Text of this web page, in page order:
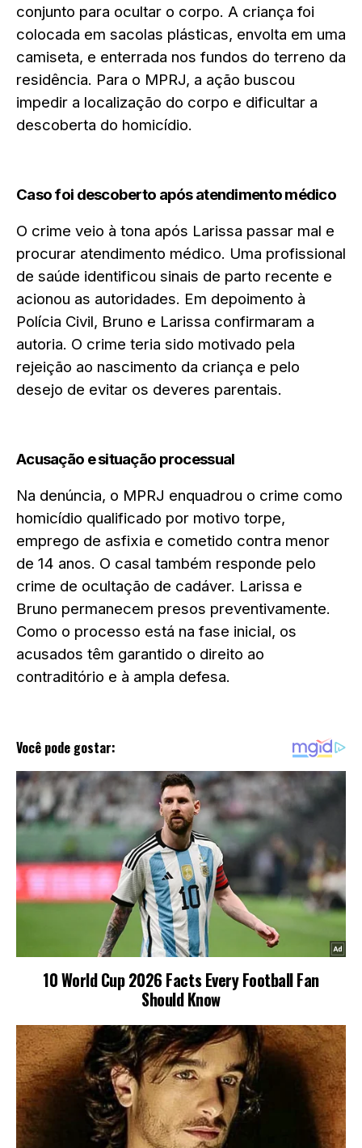
conjunto para ocultar o corpo. A criança foi
colocada em sacolas plásticas, envolta em uma
camiseta, e enterrada nos fundos do terreno da
residência. Para o MPRJ, a ação buscou
impedir a localização do corpo e dificultar a
descoberta do homicídio.
Caso foi descoberto após atendimento médico
O crime veio à tona após Larissa passar mal e
procurar atendimento médico. Uma profissional
de saúde identificou sinais de parto recente e
acionou as autoridades. Em depoimento à
Polícia Civil, Bruno e Larissa confirmaram a
autoria. O crime teria sido motivado pela
rejeição ao nascimento da criança e pelo
desejo de evitar os deveres parentais.
Acusação e situação processual
Na denúncia, o MPRJ enquadrou o crime como
homicídio qualificado por motivo torpe,
emprego de asfixia e cometido contra menor
de 14 anos. O casal também responde pelo
crime de ocultação de cadáver. Larissa e
Bruno permanecem presos preventivamente.
Como o processo está na fase inicial, os
acusados têm garantido o direito ao
contraditório e à ampla defesa.